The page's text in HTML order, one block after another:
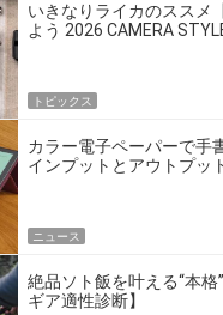
いきなりライカのススメ
よう 2026 CAMERA
トピックス
カラー電子ペーパーで手
インプットとアウトプッ
ニュース
絶品ソト飯を叶える“本
ギア適性診断】